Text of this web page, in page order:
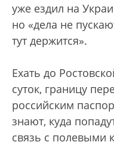
уже ездил на
но «дела не
тут держится».
Ехать до
суток, границу
российским
знают, куда
связь с полевыми